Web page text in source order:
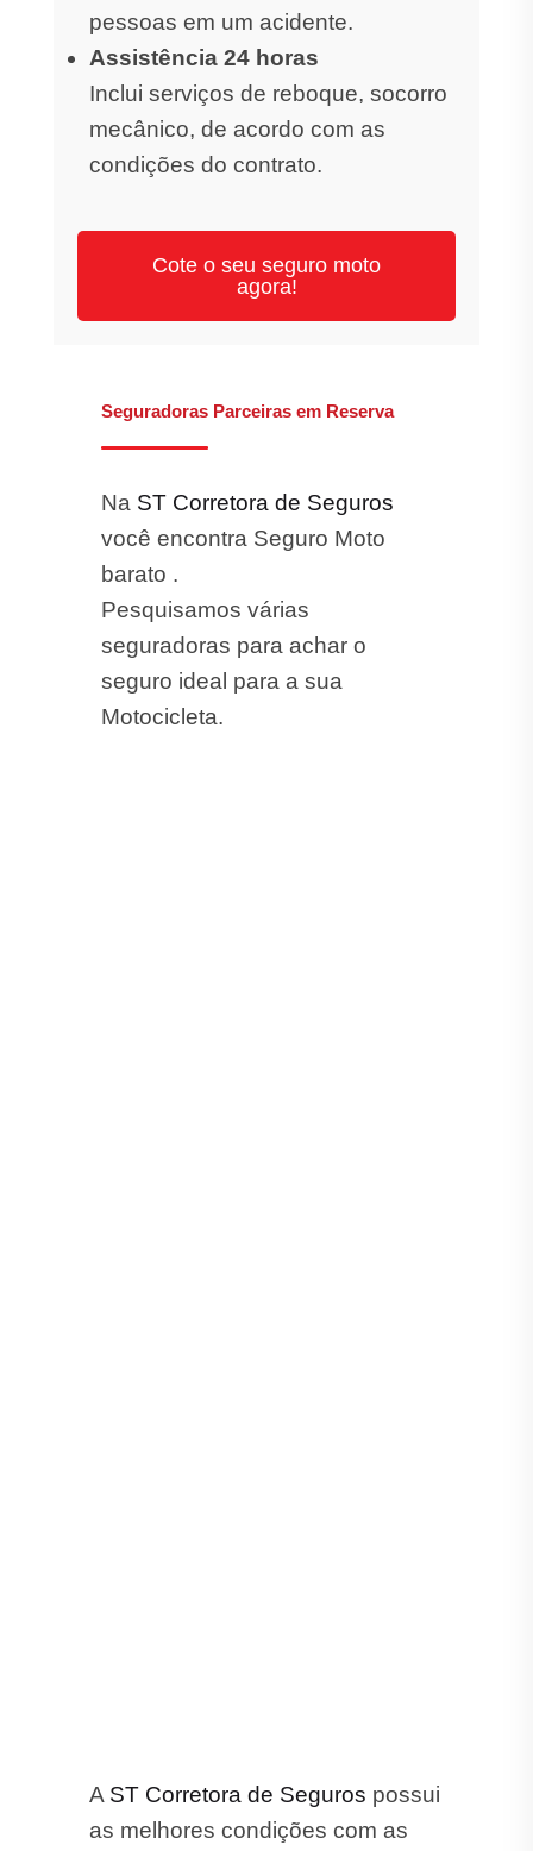
pessoas em um acidente.
Assistência 24 horas
Inclui serviços de reboque, socorro
mecânico, de acordo com as
condições do contrato.
Cote o seu seguro moto
agora!
Seguradoras Parceiras em Reserva
Na ST Corretora de Seguros
você encontra Seguro Moto
barato .
Pesquisamos várias
seguradoras para achar o
seguro ideal para a sua
Motocicleta.
A ST Corretora de Seguros possui
as melhores condições com as